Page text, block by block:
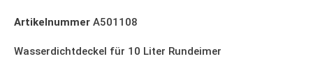
Artikelnummer A501108
Wasserdichtdeckel für 10 Liter Rundeimer